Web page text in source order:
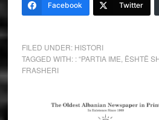
Facebook Twitter
FILED UNDER: HISTORI
TAGGED WITH: : “PARTIA IME ËSHTË
FRASHERI